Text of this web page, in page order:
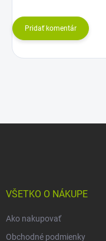
Pridať komentár
VŠETKO O NÁKUPE
Ako nakupovať
Obchodné podmienky